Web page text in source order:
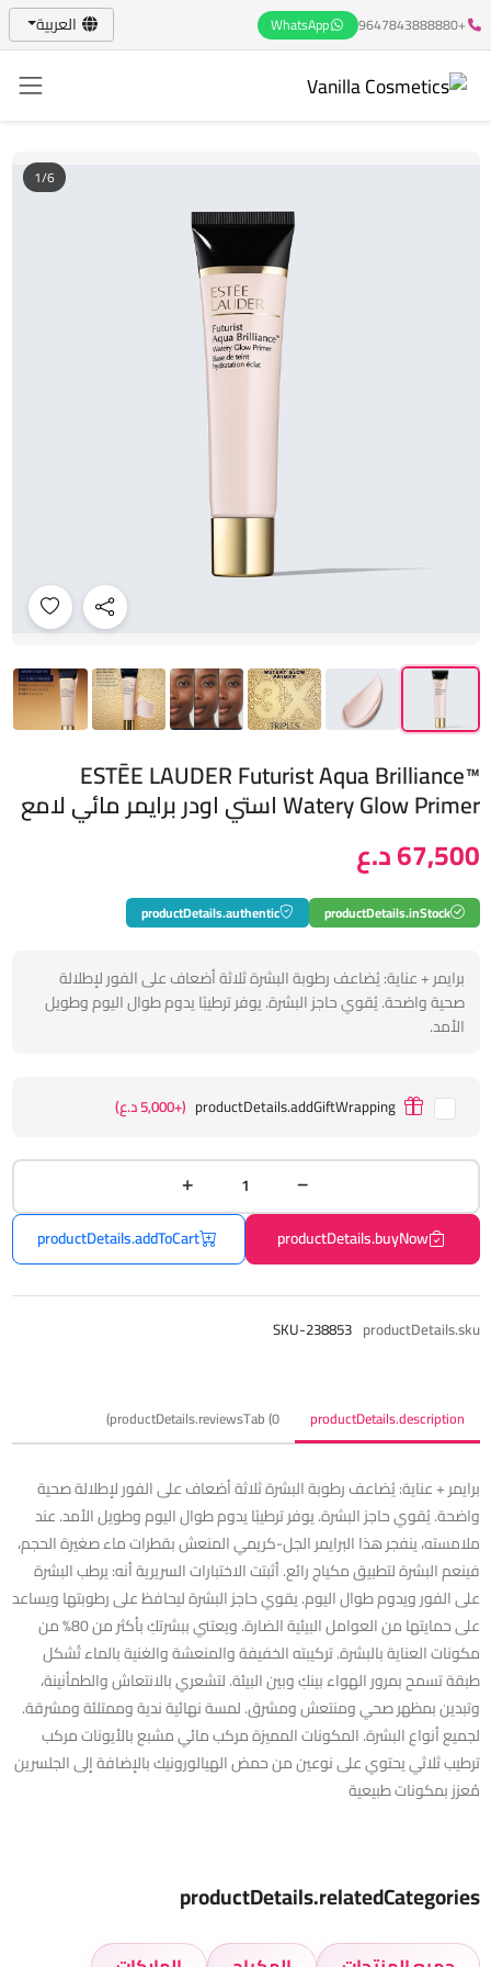
+9647843888880
WhatsApp العربية
1/6
ESTĒE LAUDER Futurist Aqua Brilliance™
Watery Glow Primer استي اودر برايمر مائي لامع
67,500 د.ع
productDetails.inStock
productDetails.authentic
برايمر + عناية: يُضاعف رطوبة البشرة ثلاثة أضعاف على الفور لإطلالة
صحية واضحة. يُقوي حاجز البشرة. يوفر ترطيبًا يدوم طوال اليوم وطويل
الأمد.
productDetails.addGiftWrapping (+5,000 د.ع)
productDetails.buyNow
productDetails.addToCart
productDetails.sku
SKU-238853
productDetails.description
productDetails.reviewsTab (0)
برايمر + عناية: يُضاعف رطوبة البشرة ثلاثة أضعاف على الفور لإطلالة صحية
واضحة. يُقوي حاجز البشرة. يوفر ترطيبًا يدوم طوال اليوم وطويل الأمد. عند
ملامسته، ينفجر هذا البرايمر الجل-كريمي المنعش بقطرات ماء صغيرة الحجم،
فينعم البشرة لتطبيق مكياج رائع. أثبتت الاختبارات السريرية أنه: يرطب البشرة
على الفور ويدوم طوال اليوم. يقوي حاجز البشرة ليحافظ على رطوبتها ويساعد
على حمايتها من العوامل البيئية الضارة. ويعتني ببشرتكِ بأكثر من 80% من
مكونات العناية بالبشرة. تركيبته الخفيفة والمنعشة والغنية بالماء تُشكل
طبقة تسمح بمرور الهواء بينكِ وبين البيئة. لتشعري بالانتعاش والطمأنينة،
وتبدين بمظهر صحي ومنتعش ومشرق. لمسة نهائية ندية وممتلئة ومشرقة.
لجميع أنواع البشرة. المكونات المميزة مركب مائي مشبع بالأيونات مركب
ترطيب ثلاثي يحتوي على نوعين من حمض الهيالورونيك بالإضافة إلى الجلسرين
مُعزز بمكونات طبيعية
productDetails.relatedCategories